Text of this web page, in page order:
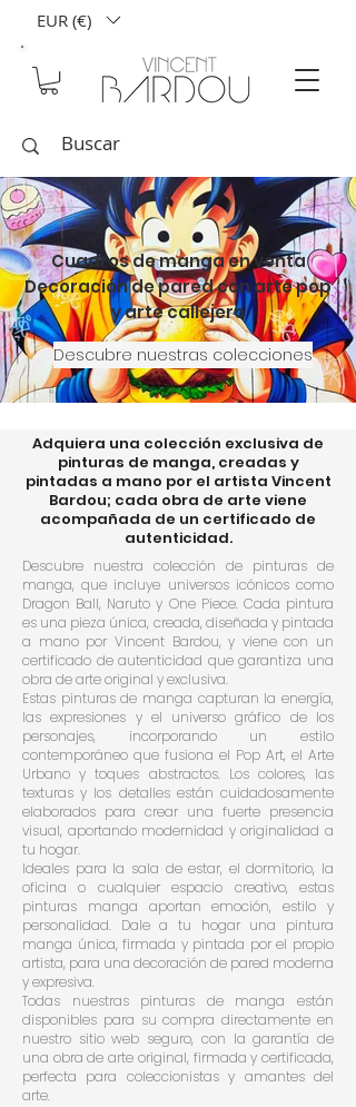
EUR (€)
Cuadros de manga en venta
Decoración de pared con arte pop
y arte callejero
Descubre nuestras colecciones
Adquiera una colección exclusiva de
pinturas de manga, creadas y
pintadas a mano por el artista Vincent
Bardou; cada obra de arte viene
acompañada de un certificado de
autenticidad.
Descubre nuestra colección de pinturas de
manga, que incluye universos icónicos como
Dragon Ball, Naruto y One Piece. Cada pintura
es una pieza única, creada, diseñada y pintada
a mano por Vincent Bardou, y viene con un
certificado de autenticidad que garantiza una
obra de arte original y exclusiva.
Estas pinturas de manga capturan la energía,
las expresiones y el universo gráfico de los
personajes, incorporando un estilo
contemporáneo que fusiona el Pop Art, el Arte
Urbano y toques abstractos. Los colores, las
texturas y los detalles están cuidadosamente
elaborados para crear una fuerte presencia
visual, aportando modernidad y originalidad a
tu hogar.
Ideales para la sala de estar, el dormitorio, la
oficina o cualquier espacio creativo, estas
pinturas manga aportan emoción, estilo y
personalidad. Dale a tu hogar una pintura
manga única, firmada y pintada por el propio
artista, para una decoración de pared moderna
y expresiva.
Todas nuestras pinturas de manga están
disponibles para su compra directamente en
nuestro sitio web seguro, con la garantía de
una obra de arte original, firmada y certificada,
perfecta para coleccionistas y amantes del
arte.